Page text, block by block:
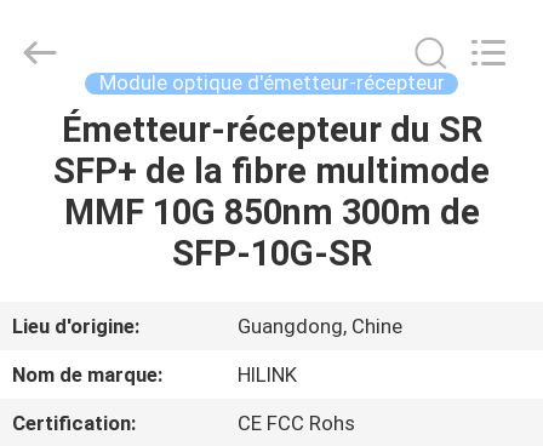
MAISON
À
PROPOS
HiLink
Technology
Module optique d'émetteur-récepteur
Émetteur-récepteur du SR
SFP+ de la fibre multimode
MMF 10G 850nm 300m de
SFP-10G-SR
Lieu d'origine:
Guangdong, Chine
Nom de marque:
HILINK
Certification:
CE FCC Rohs